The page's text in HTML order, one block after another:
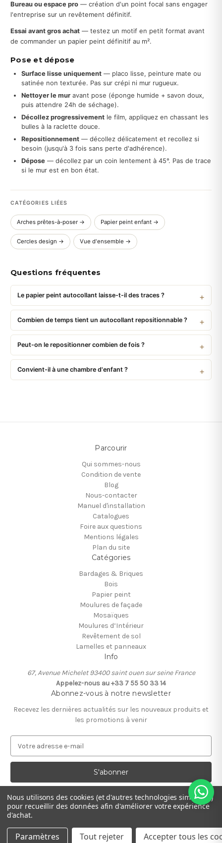
Bureau ou espace pro — création d'un point focal sans engager
l'entreprise sur un revêtement définitif.
Essai avant gros achat — testez un motif en petit format avant
de commander un papier peint définitif au m².
Pose et dépose
Surface lisse uniquement — placo lisse, peinture mate ou
satinée non texturée. Pas sur crépi ni mur rugueux.
Nettoyer le mur avant pose (éponge humide + savon doux,
puis attendre 24h de séchage).
Décollez progressivement le film, appliquez en chassant les
bulles à la raclette douce.
Repositionnement — décollez délicatement et recollez si
besoin (jusqu'à 3 fois sans perte d'adhérence).
Dépose — décollez par un coin lentement à 45°. Pas de trace
si le mur est en bon état.
CATÉGORIES LIÉES
Arches prêtes-à-poser → Papier peint enfant →
Cercles design → Vue d'ensemble →
Questions fréquentes
Le papier peint autocollant laisse-t-il des traces ?
Combien de temps tient un autocollant repositionnable ?
Peut-on le repositionner combien de fois ?
Convient-il à une chambre d'enfant ?
Parcourir
Qui sommes-nous
Condition de vente
Blog
Nous-contacter
Manuel d'installation
Catalogues
Foire aux questions
Mentions légales
Plan du site
Catégories
Bardages & Briques
Bois
Papier peint
Moulures de façade
Mosaïques
Moulures d’Intérieur
Revêtement de sol
Lamelles et panneaux
Info
67, Avenue Michelet 93400 saint ouen sur seine France
Appelez-nous au +33 7 55 50 33 14
Abonnez-vous à notre newsletter
Recevez les dernières actualités sur les nouveaux produits et
les promotions à venir
r
s
e
e
m
Nous utilisons des cookies (et d'autres technologies similaires)
pour recueillir des données afin d'améliorer votre expérience
d'achat.
Paramètres Tout rejeter Accepter tous les